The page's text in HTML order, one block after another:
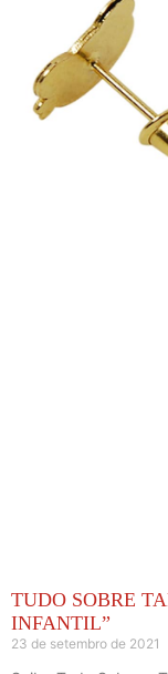
TUDO SOBRE
INFANTIL”
23 de setembro de 2021